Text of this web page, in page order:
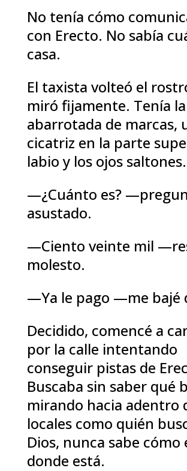
No tenía cómo
con Erecto. No sabía
casa.
El taxista volteó el
miró fijamente. Tenía
abarrotada de marcas,
cicatriz en la parte
labio y los ojos saltones.
—¿Cuánto es?
asustado.
—Ciento veinte mil
molesto.
—Ya le pago —me bajé
Decidido, comencé a
por la calle intentando
conseguir pistas de
Buscaba sin saber qué
mirando hacia adentro
locales como quién
Dios, nunca sabe cómo
donde está.